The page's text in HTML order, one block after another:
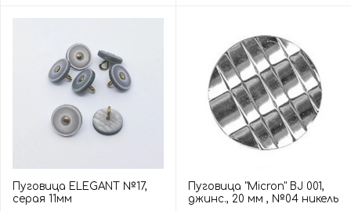
Пуговица ELEGANT №17,
серая 11мм
Пуговица "Micron" BJ 001,
джинс., 20 мм , №04 никель